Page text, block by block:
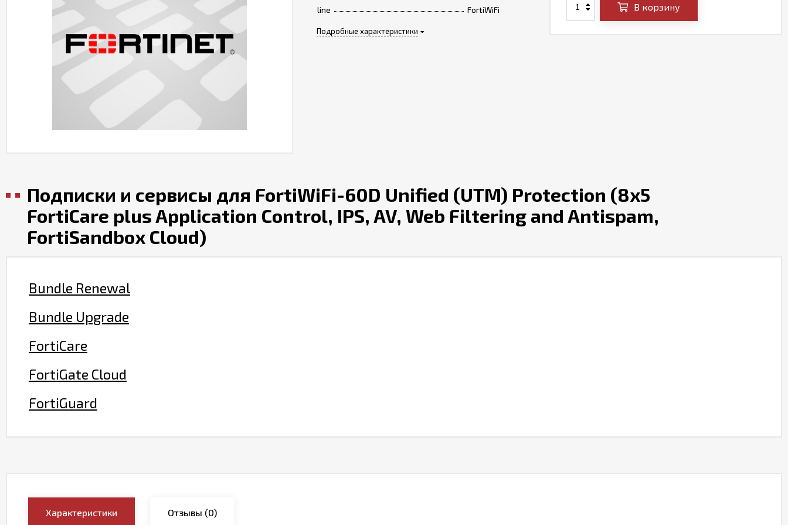
line
FortiWiFi
Подробные характеристики
В корзину
Подписки и сервисы для FortiWiFi-60D Unified (UTM) Protection (8x5
FortiCare plus Application Control, IPS, AV, Web Filtering and Antispam,
FortiSandbox Cloud)
Bundle Renewal
Bundle Upgrade
FortiCare
FortiGate Cloud
FortiGuard
Характеристики Отзывы (0)